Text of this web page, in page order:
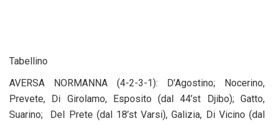
Tabellino
AVERSA NORMANNA (4-2-3-1): D’Agostino; Nocerino,
Prevete, Di Girolamo, Esposito (dal 44’st Djibo); Gatto,
Suarino; Del Prete (dal 18’st Varsi), Galizia, Di Vicino (dal